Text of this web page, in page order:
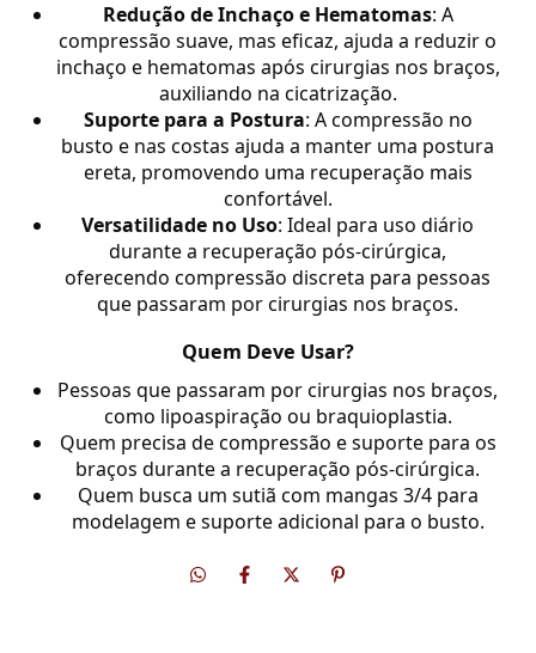
Redução de Inchaço e Hematomas: A
compressão suave, mas eficaz, ajuda a reduzir o
inchaço e hematomas após cirurgias nos braços,
auxiliando na cicatrização.
Suporte para a Postura: A compressão no
busto e nas costas ajuda a manter uma postura
ereta, promovendo uma recuperação mais
confortável.
Versatilidade no Uso: Ideal para uso diário
durante a recuperação pós-cirúrgica,
oferecendo compressão discreta para pessoas
que passaram por cirurgias nos braços.
Quem Deve Usar?
Pessoas que passaram por cirurgias nos braços,
como lipoaspiração ou braquioplastia.
Quem precisa de compressão e suporte para os
braços durante a recuperação pós-cirúrgica.
Quem busca um sutiã com mangas 3/4 para
modelagem e suporte adicional para o busto.